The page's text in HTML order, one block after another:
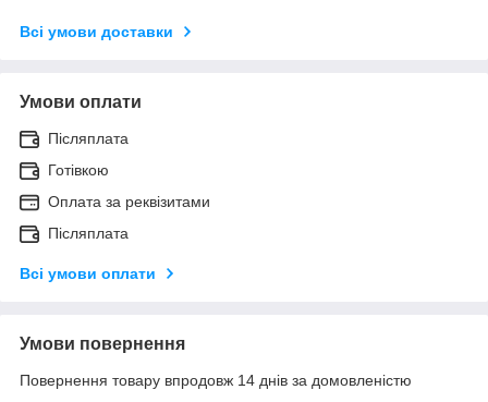
Всі умови доставки
Умови оплати
Післяплата
Готівкою
Оплата за реквізитами
Післяплата
Всі умови оплати
Умови повернення
Повернення товару впродовж 14 днів за домовленістю